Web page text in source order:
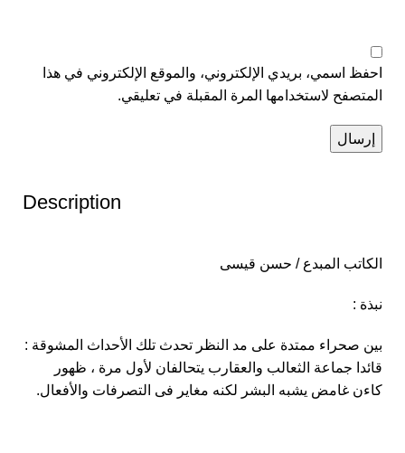
احفظ اسمي، بريدي الإلكتروني، والموقع الإلكتروني في هذا
المتصفح لاستخدامها المرة المقبلة في تعليقي.
Description
الكاتب المبدع / حسن قيسى
نبذة :
بين صحراء ممتدة على مد النظر تحدث تلك الأحداث المشوقة :
قائدا جماعة الثعالب والعقارب يتحالفان لأول مرة ، ظهور
كاءن غامض يشبه البشر لكنه مغاير فى التصرفات والأفعال.